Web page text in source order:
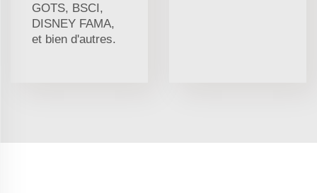
GOTS, BSCI,
DISNEY FAMA,
et bien d'autres.